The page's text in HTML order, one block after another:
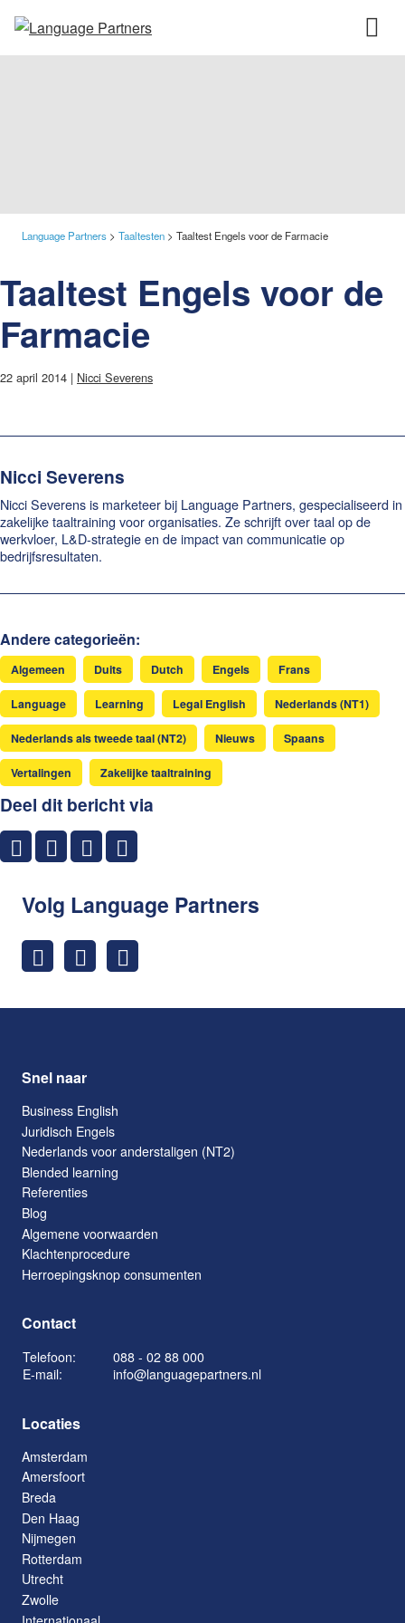
Language Partners > Taaltesten > Taaltest Engels voor de Farmacie
Taaltest Engels voor de
Farmacie
22 april 2014 | Nicci Severens
Nicci Severens
Nicci Severens is marketeer bij Language Partners, gespecialiseerd in
zakelijke taaltraining voor organisaties. Ze schrijft over taal op de
werkvloer, L&D-strategie en de impact van communicatie op
bedrijfsresultaten.
Andere categorieën:
Algemeen Duits Dutch Engels Frans
Language Learning Legal English Nederlands (NT1)
Nederlands als tweede taal (NT2) Nieuws Spaans
Vertalingen Zakelijke taaltraining
Deel dit bericht via
Volg Language Partners
Snel naar
Business English
Juridisch Engels
Nederlands voor anderstaligen (NT2)
Blended learning
Referenties
Blog
Algemene voorwaarden
Klachtenprocedure
Herroepingsknop consumenten
Contact
Telefoon:
088 - 02 88 000
E-mail:
info@languagepartners.nl
Locaties
Amsterdam
Amersfoort
Breda
Den Haag
Nijmegen
Rotterdam
Utrecht
Zwolle